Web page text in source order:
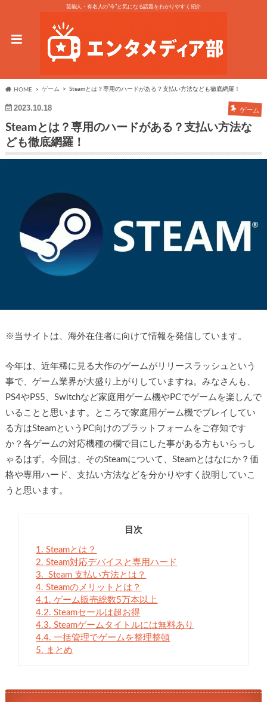
芸能人・有名人の“今”と気になる話題をわかりやすく紹介
HOME ゲーム Steamとは？専用のハードがある？支払い方法なども徹底網羅！
2023.10.18 ゲーム
Steamとは？専用のハードがある？支払い方法な
ども徹底網羅！
※ 当サイトは、海外在住者に向けて情報を発信しています。
今年は、近年稀に見る大作のゲームがリリースラッシュという
事で、ゲーム業界が大盛り上がりしていますね。みなさんも、
PS4やPS5、Switchなど家庭用ゲーム機やPCでゲームを楽しんで
いることと思います。ところで家庭用ゲーム機でプレイしてい
る方はSteamというPC向けのプラットフォームをご存知です
か？各ゲームの対応機種の欄で目にした事がある方もいらっし
ゃるはず。今回は、そのSteamについて、Steamとはなにか？価
格や専用ハード、支払い方法などを分かりやすく説明していこ
うと思います。
目次
1. Steamとは？
2. Steam対応デバイスと専用ハード
3. Steam 支払い方法とは？
4. Steamのメリットとは？
4.1. ゲーム販売総数5万本以上
4.2. Steamセールは超お得
4.3. Steamゲームタイトルには無料あり
4.4. 一括管理でゲームを整理整頓
5. まとめ